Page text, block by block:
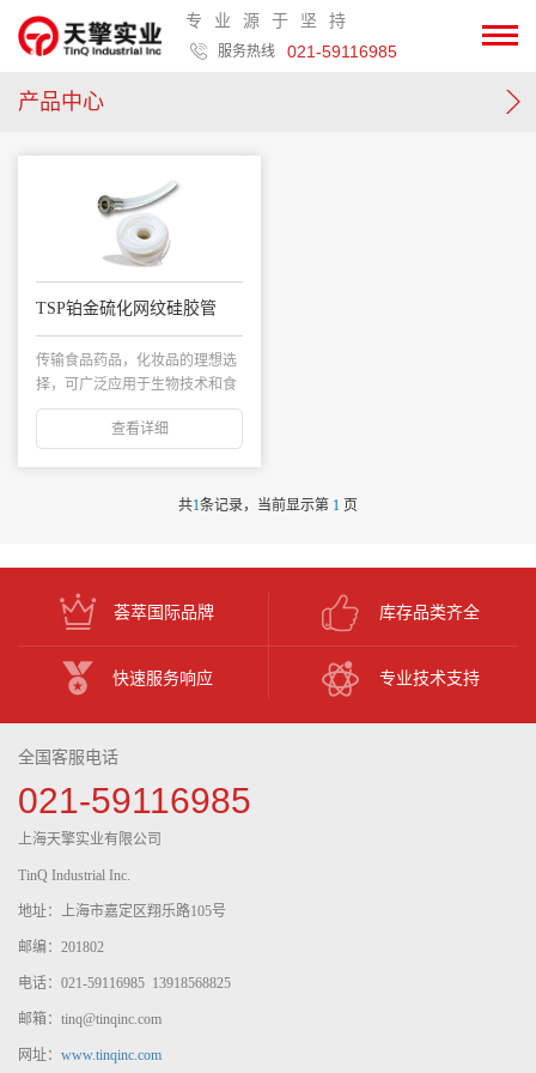
专业源于坚持
服务热线 021-59116985
产品中心
TSP铂金硫化网纹硅胶管
传输食品药品，化妆品的理想选
择，可广泛应用于生物技术和食
品行业。适应于高...
查看详细
共1条记录，当前显示第 1 页
荟萃国际品牌 库存品类齐全
快速服务响应 专业技术支持
全国客服电话
021-59116985
上海天擎实业有限公司
TinQ Industrial Inc.
地址：上海市嘉定区翔乐路105号
邮编：201802
电话：021-59116985 13918568825
邮箱：tinq@tinqinc.com
网址： www.tinqinc.com